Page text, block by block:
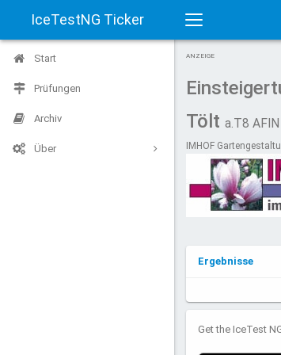
IceTestNG Ticker
Toggle
navigation
Start
Prüfungen
Archiv
Über
ANZEIGE
Tölt a.T8 AFIN
IMHOF
Ergebnisse
Get the IceTest